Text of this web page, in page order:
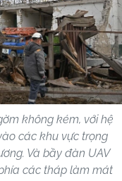
không kém, với hệ
các khu vực trọng
Và bầy đàn UAV
các tháp làm mát